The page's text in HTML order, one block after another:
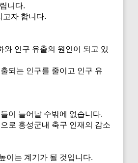
니다.
고자 합니다.
인구 유출의 원인이 되고 있
되는 인구를 줄이고 인구 유
이 늘어날 수밖에 없습니다.
로 홍성군내 축구 인재의 감소
이는 계기가 될 것입니다.